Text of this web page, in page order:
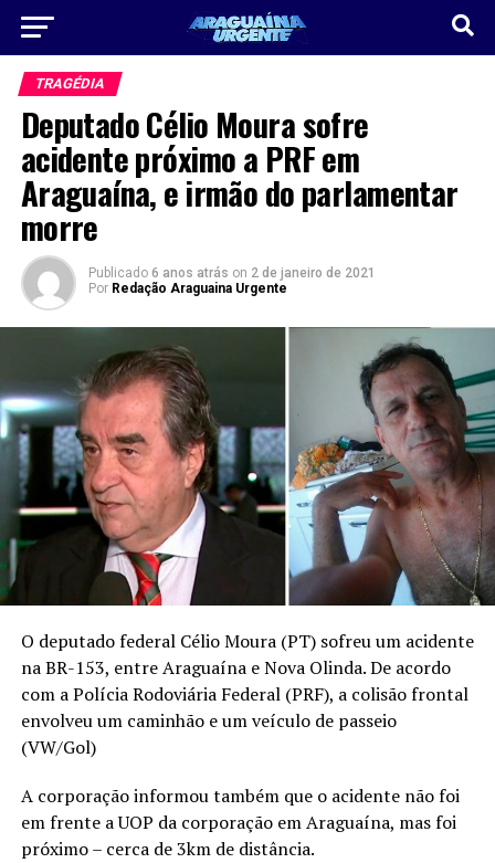
TRAGÉDIA
Deputado Célio Moura sofre
acidente próximo a PRF em
Araguaína, e irmão do parlamentar
morre
Publicado 6 anos atrás on 2 de janeiro de 2021
Por Redação Araguaina Urgente
O deputado federal Célio Moura (PT) sofreu um acidente
na BR-153, entre Araguaína e Nova Olinda. De acordo
com a Polícia Rodoviária Federal (PRF), a colisão frontal
envolveu um caminhão e um veículo de passeio
(VW/Gol)
A corporação informou também que o acidente não foi
em frente a UOP da corporação em Araguaína, mas foi
próximo – cerca de 3km de distância.